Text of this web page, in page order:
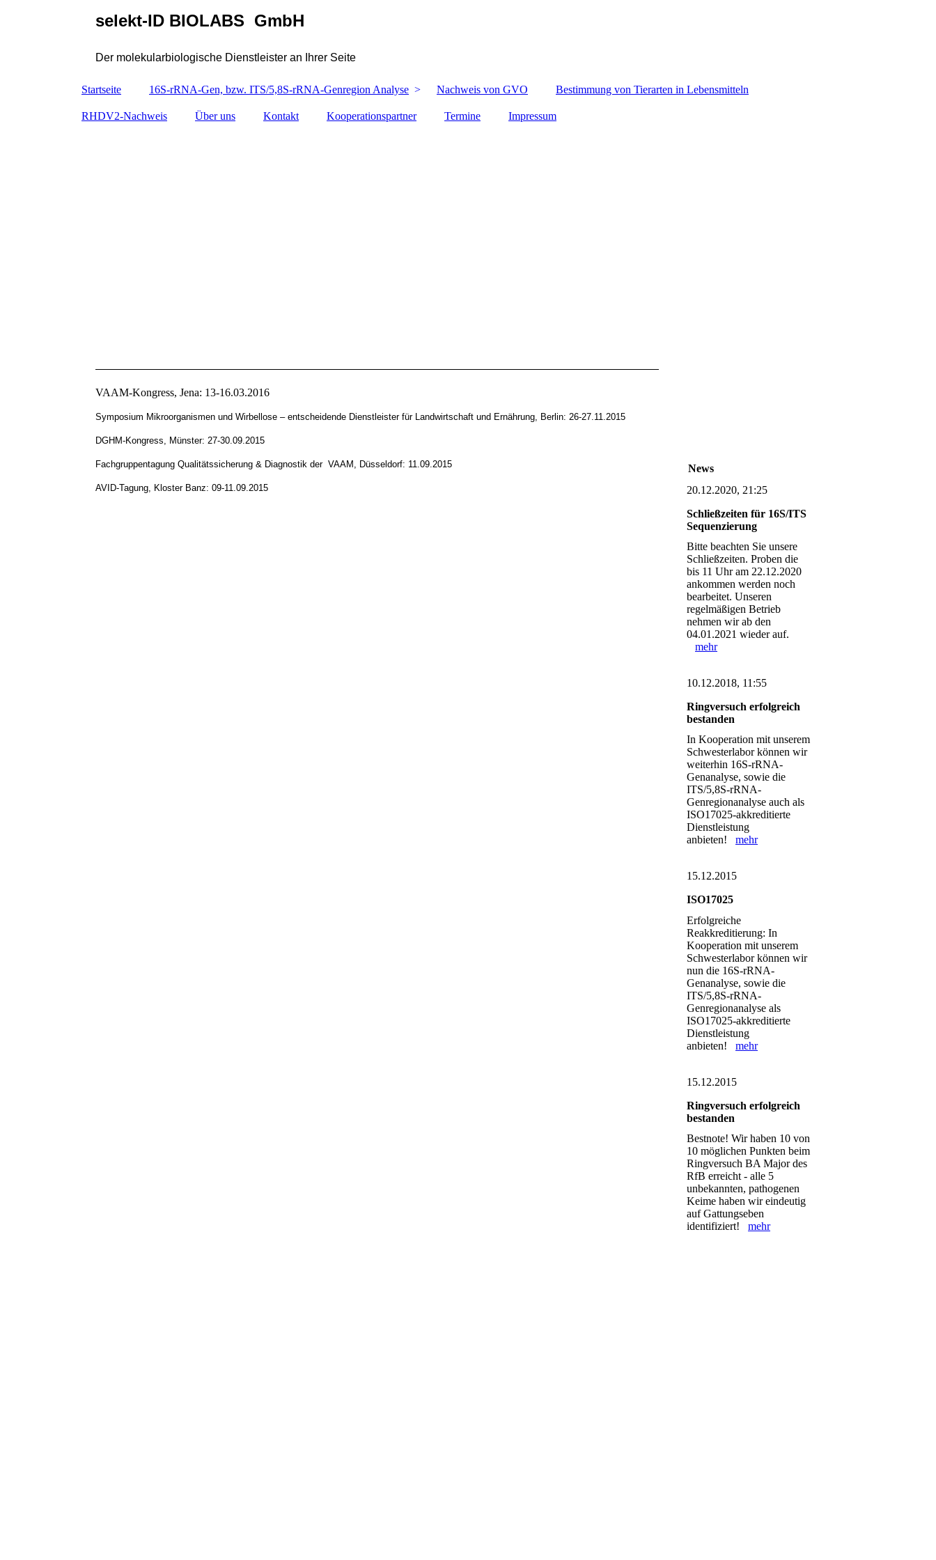
selekt-ID BIOLABS GmbH
Der molekularbiologische Dienstleister an Ihrer Seite
Startseite 16S-rRNA-Gen, bzw. ITS/5,8S-rRNA-Genregion Analyse Nachweis von GVO Bestimmung von Tierarten in Lebensmitteln
RHDV2-Nachweis Über uns Kontakt Kooperationspartner Termine Impressum
VAAM-Kongress, Jena: 13-16.03.2016
Symposium Mikroorganismen und Wirbellose – entscheidende Dienstleister für Landwirtschaft und Ernährung, Berlin: 26-27.11.2015
DGHM-Kongress, Münster: 27-30.09.2015
Fachgruppentagung Qualitätssicherung & Diagnostik der VAAM, Düsseldorf: 11.09.2015
AVID-Tagung, Kloster Banz: 09-11.09.2015
News
20.12.2020, 21:25
Schließzeiten für 16S/ITS
Sequenzierung
Bitte beachten Sie unsere
Schließzeiten. Proben die
bis 11 Uhr am 22.12.2020
ankommen werden noch
bearbeitet. Unseren
regelmäßigen Betrieb
nehmen wir ab den
04.01.2021 wieder auf.
mehr
10.12.2018, 11:55
Ringversuch erfolgreich
bestanden
In Kooperation mit unserem
Schwesterlabor können wir
weiterhin 16S-rRNA-
Genanalyse, sowie die
ITS/5,8S-rRNA-
Genregionanalyse auch als
ISO17025-akkreditierte
Dienstleistung
anbieten! mehr
15.12.2015
ISO17025
Erfolgreiche
Reakkreditierung: In
Kooperation mit unserem
Schwesterlabor können wir
nun die 16S-rRNA-
Genanalyse, sowie die
ITS/5,8S-rRNA-
Genregionanalyse als
ISO17025-akkreditierte
Dienstleistung
anbieten! mehr
15.12.2015
Ringversuch erfolgreich
bestanden
Bestnote! Wir haben 10 von
10 möglichen Punkten beim
Ringversuch BA Major des
RfB erreicht - alle 5
unbekannten, pathogenen
Keime haben wir eindeutig
auf Gattungseben
identifiziert! mehr